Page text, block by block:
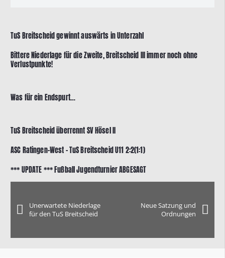
TuS Breitscheid gewinnt auswärts in Unterzahl
Bittere Niederlage für die Zweite, Breitscheid III immer noch ohne
Verlustpunkte!
Was für ein Endspurt…
TuS Breitscheid überrennt SV Hösel II
ASC Ratingen-West – TuS Breitscheid U11 2:2(1:1)
*** UPDATE *** Fußball Jugendturnier ABGESAGT
Unerwartete Niederlage
für den TuS Breitscheid
Neue Satzung und
Ordnungen